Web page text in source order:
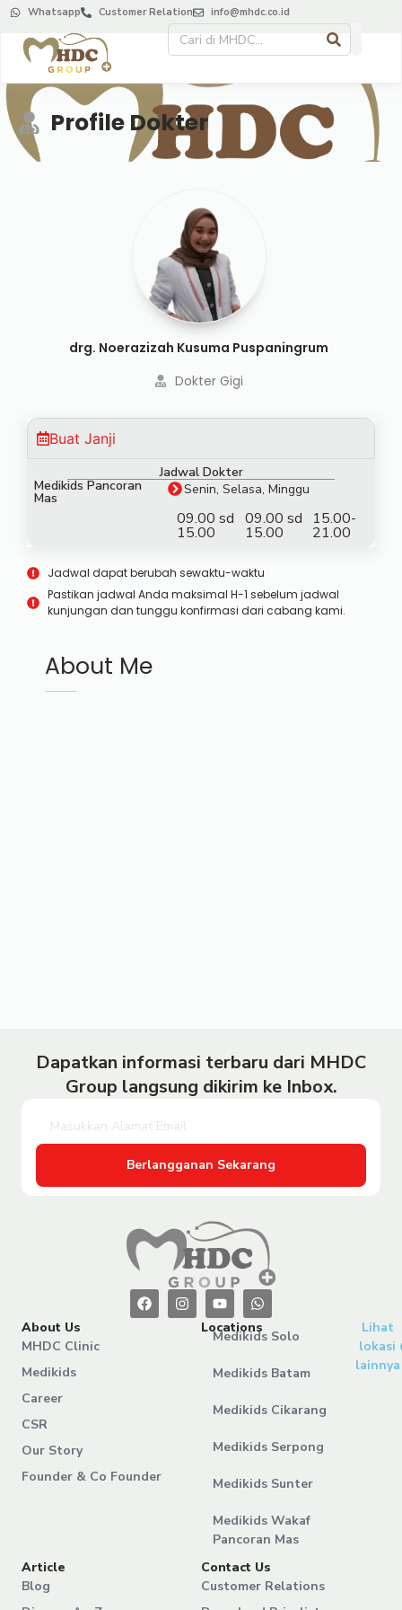
Whatsapp Customer Relation info@mhdc.co.id
Profile Dokter
drg. Noerazizah Kusuma Puspaningrum
Dokter Gigi
Buat Janji
Jadwal Dokter
Medikids Pancoran
Mas
Senin, Selasa, Minggu
09.00 sd
15.00
09.00 sd
15.00
15.00-
21.00
Jadwal dapat berubah sewaktu-waktu
Pastikan jadwal Anda maksimal H-1 sebelum jadwal
kunjungan dan tunggu konfirmasi dari cabang kami.
About Me
Dapatkan informasi terbaru dari MHDC
Group langsung dikirim ke Inbox.
Berlangganan Sekarang
About Us
MHDC Clinic
Medikids
Career
CSR
Our Story
Founder & Co Founder
Locations
Medikids Solo
Medikids Batam
Medikids Cikarang
Medikids Serpong
Medikids Sunter
Medikids Wakaf
Pancoran Mas
Lihat
lokasi
lainnya
Article
Blog
Contact Us
Customer Relations